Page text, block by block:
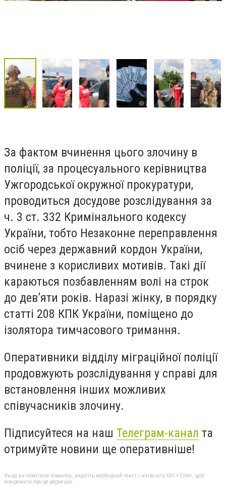
За фактом вчинення цього злочину в
поліції, за процесуального керівництва
Ужгородської окружної прокуратури,
проводиться досудове розслідування за
ч. 3 ст. 332 Кримінального кодексу
України, тобто Незаконне переправлення
осіб через державний кордон України,
вчинене з корисливих мотивів. Такі дії
караються позбавленням волі на строк
до дев’яти років. Наразі жінку, в порядку
статті 208 КПК України, поміщено до
ізолятора тимчасового тримання.
Оперативники відділу міграційної поліції
продовжують розслідування у справі для
встановлення інших можливих
співучасників злочину.
Підписуйтеся на наш Телеграм-канал та
отримуйте новини ще оперативніше!
Якщо ви помітили помилку, виділіть необхідний текст і натисніть Ctrl + Enter, щоб
повідомити про це редакцію